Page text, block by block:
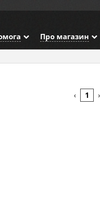
Про магазин
‹ 1 ›